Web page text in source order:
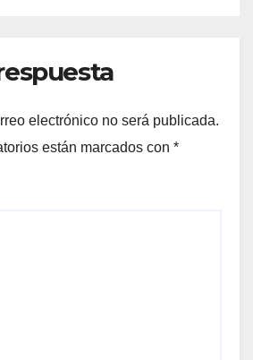
electrónico no será publicada.
están marcados con *